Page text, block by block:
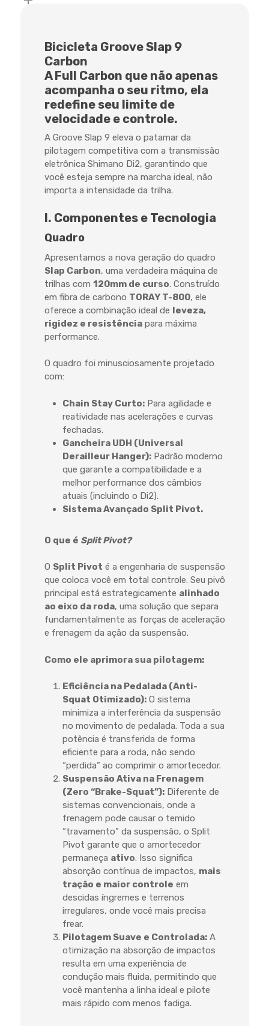
Bicicleta Groove Slap 9
Carbon
A Full Carbon que não apenas
acompanha o seu ritmo, ela
redefine seu limitede
velocidade e controle.
A Groove Slap 9 eleva o patamar da
pilotagem competitiva com a transmissão
eletrônica Shimano Di2, garantindo que
você esteja sempre na marcha ideal, não
importa a intensidade da trilha.
I. Componentes e Tecnologia
Quadro
Apresentamos a nova geração do quadro
Slap Carbon, uma verdadeira máquina de
trilhas com 120mm de curso. Construído
em fibra de carbono TORAY T-800, ele
oferece a combinação ideal de leveza,
rigidez e resistênciapara máxima
performance.
O quadro foi minusciosamente projetado
com:
Chain Stay Curto:Para agilidade e
reatividade nas acelerações e curvas
fechadas.
Gancheira UDH (Universal
Derailleur Hanger):Padrão moderno
que garante a compatibilidade e a
melhor performance dos câmbios
atuais (incluindo o Di2).
Sistema Avançado Split Pivot.
O que é Split Pivot?
O Split Pivot é a engenharia de suspensão
que coloca você em total controle. Seu pivô
principal está estrategicamente alinhado
ao eixo da roda, uma solução que separa
fundamentalmente as forças de aceleração
e frenagem da ação da suspensão.
Como ele aprimora sua pilotagem:
Eficiência na Pedalada (Anti-
Squat Otimizado):O sistema
minimiza a interferência da suspensão
no movimento de pedalada. Toda a sua
potência é transferida de forma
eficiente para a roda, não sendo
“perdida” ao comprimir o amortecedor.
Suspensão Ativa na Frenagem
(Zero “Brake-Squat”):Diferente de
sistemas convencionais, onde a
frenagem pode causar o temido
“travamento” da suspensão, o Split
Pivot garante que o amortecedor
permaneça ativo. Isso significa
absorção contínua de impactos, mais
tração e maior controle em
descidas íngremes e terrenos
irregulares, onde você mais precisa
frear.
Pilotagem Suave e Controlada:A
otimização na absorção de impactos
resulta em uma experiência de
condução mais fluida, permitindo que
você mantenha a linha ideal e pilote
mais rápido com menos fadiga.